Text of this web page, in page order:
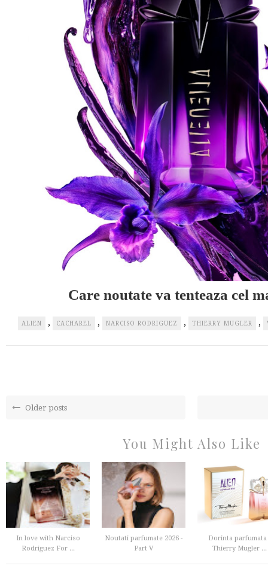
Care noutate va tenteaza cel
ALIEN , CACHAREL , NARCISO RODRIGUEZ , THIERRY MUGLER ,
Older posts
You Might Also Like
In love with Narciso
Rodriguez For ...
Noutati parfumate 2026 -
Part V
Dorinta parfumata
Thierry Mugler ...